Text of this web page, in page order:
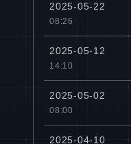
2025-05-22
08:26
2025-05-12
14:10
2025-05-02
08:00
2025-04-10